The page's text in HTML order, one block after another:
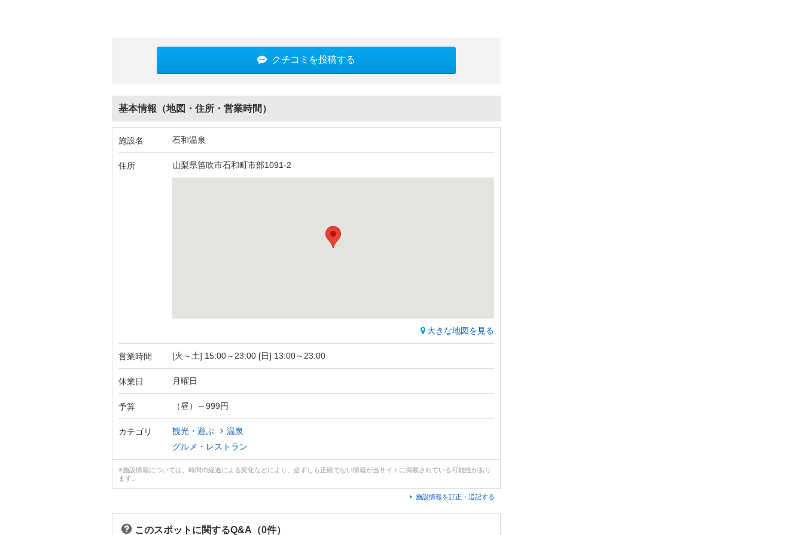
クチコミを投稿する
基本情報（地図・住所・営業時間）
施設名 石和温泉
住所 山梨県笛吹市石和町市部1091-2
大きな地図を見る
営業時間 [火～土] 15:00～23:00 [日] 13:00～23:00
休業日 月曜日
予算 （昼）～999円
カテゴリ 観光・遊ぶ
温泉
グルメ・レストラン
※施設情報については、時間の経過による変化などにより、必ずしも正確でない情報が当サイトに掲載されている可能性があり
ます。
施設情報を訂正・追記する
このスポットに関するQ&A（0件）